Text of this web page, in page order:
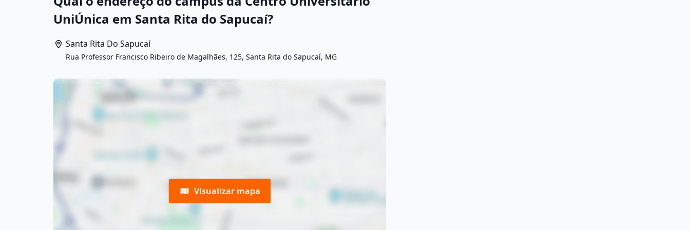
UniÚnica em Santa Rita do Sapucaí?
Santa Rita Do Sapucaí
Rua Professor Francisco Ribeiro de Magalhães, 125, Santa Rita do Sapucaí, MG
Visualizar mapa